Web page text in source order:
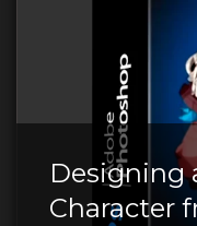
Designing
Character